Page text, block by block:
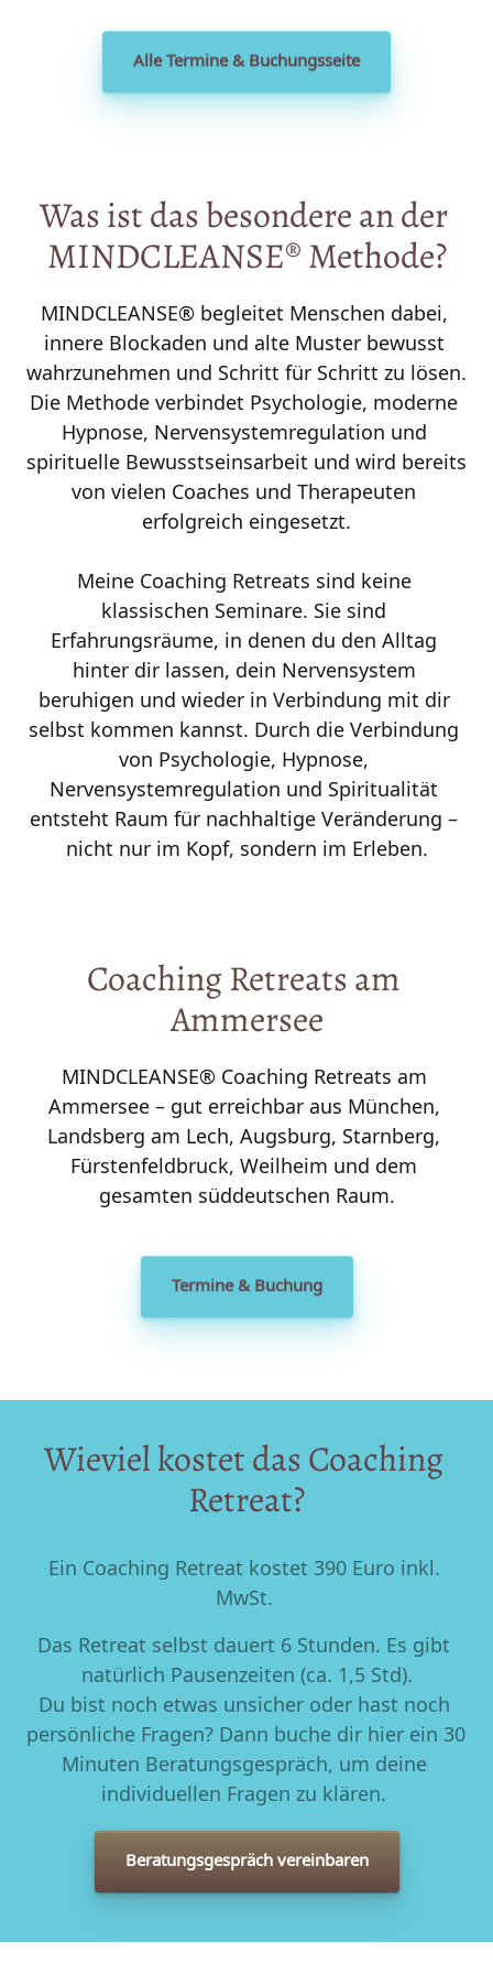
Alle Termine & Buchungsseite
Was ist das besondere an
der
MINDCLEANSE® Methode?
MINDCLEANSE® begleitet Menschen dabei,
innere Blockaden und alte Muster bewusst
wahrzunehmen und Schritt für Schritt zu lösen.
Die Methode verbindet Psychologie, moderne
Hypnose, Nervensystemregulation und
spirituelle Bewusstseinsarbeit und wird bereits
von vielen Coaches und Therapeuten
erfolgreich eingesetzt.
Meine Coaching Retreats sind keine
klassischen Seminare. Sie sind
Erfahrungsräume, in denen du den Alltag
hinter dir lassen, dein Nervensystem
beruhigen und wieder in Verbindung mit dir
selbst kommen kannst. Durch die Verbindung
von Psychologie, Hypnose,
Nervensystemregulation und Spiritualität
entsteht Raum für nachhaltige Veränderung –
nicht nur im Kopf, sondern im Erleben.
Coaching Retreats
Ammersee
MINDCLEANSE® Coaching Retreats am
Ammersee – gut erreichbar aus München,
Landsberg am Lech, Augsburg, Starnberg,
Fürstenfeldbruck, Weilheim und dem
gesamten süddeutschen Raum.
Termine & Buchung
Wieviel kostet das
Coaching
Retreat?
Ein Coaching Retreat kostet 390 Euro inkl.
MwSt.
Das Retreat selbst dauert 6 Stunden. Es gibt
natürlich Pausenzeiten (ca. 1,5 Std).
Du bist noch etwas unsicher oder hast noch
persönliche Fragen? Dann buche dir hier ein 30
Minuten Beratungsgespräch, um deine
Beratungsgespräch vereinbaren